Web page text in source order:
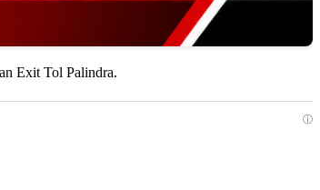
Exit Tol Palindra.
ⓘ